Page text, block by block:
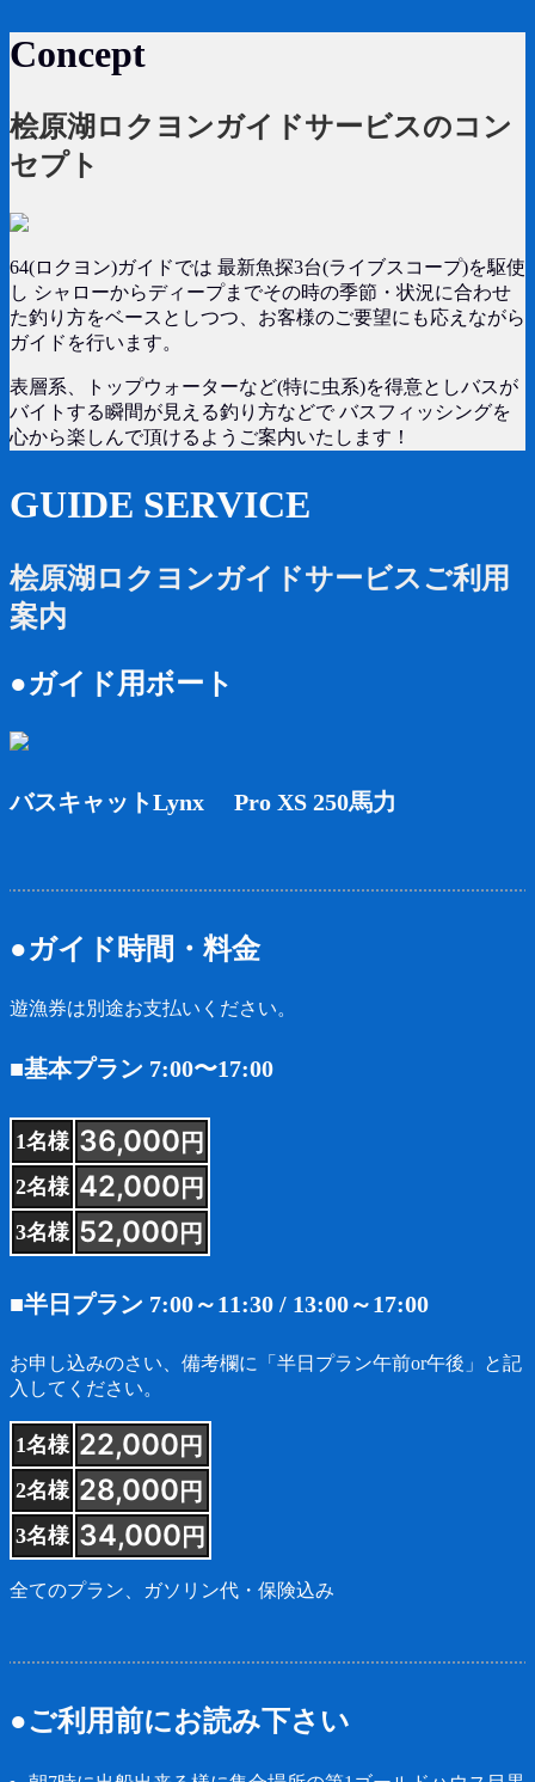
Concept
桧原湖ロクヨンガイドサービスのコン
セプト
64(ロクヨン)ガイドでは 最新魚探3台(ライブスコープ)を駆使
し シャローからディープまでその時の季節・状況に合わせ
た釣り方をベースとしつつ、お客様のご要望にも応えながら
ガイドを行います。
表層系、トップウォーターなど(特に虫系)を得意としバスが
バイトする瞬間が見える釣り方などで バスフィッシングを
心から楽しんで頂けるようご案内いたします！
GUIDE SERVICE
桧原湖ロクヨンガイドサービスご利用
案内
●ガイド用ボート
バスキャットLynx Pro XS 250馬力
●ガイド時間・料金
遊漁券は別途お支払いください。
■基本プラン 7:00〜17:00
1名様 36,000 円
2名様 42,000 円
3名様 52,000 円
■半日プラン 7:00～11:30 / 13:00～17:00
お申し込みのさい、備考欄に「半日プラン午前or午後」と記
入してください。
1名様 22,000 円
2名様 28,000 円
3名様 34,000 円
全てのプラン、ガソリン代・保険込み
●ご利用前にお読み下さい